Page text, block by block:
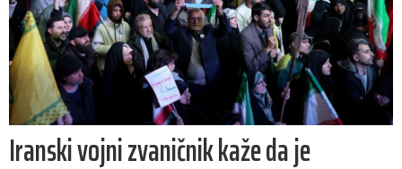
Iranski vojni zvaničnik kaže da je